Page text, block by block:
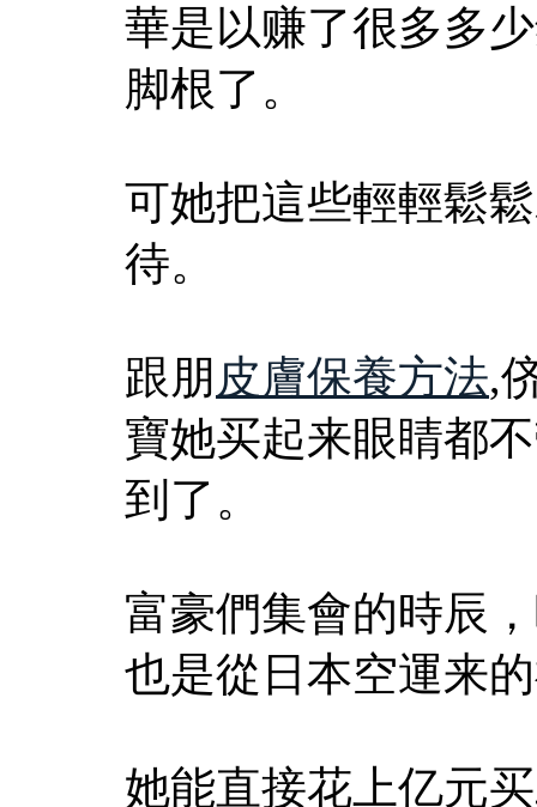
華是以赚了很多多
脚根了。
可她把這些輕輕鬆
待。
跟朋 皮膚保養方法,
寶她买起来眼睛都
到了。
富豪們集會的時辰
也是從日本空運来
她能直接花上亿元